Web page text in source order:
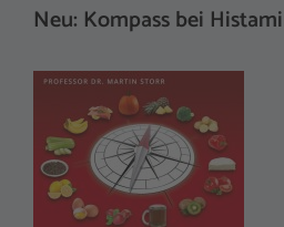
Neu: Kompass bei